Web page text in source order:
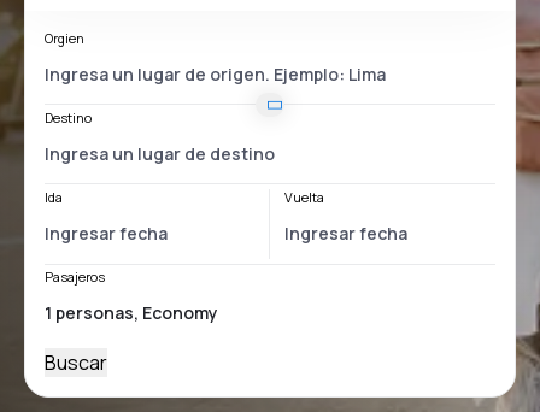
Orgien
Destino
Ida Vuelta
Pasajeros
Buscar